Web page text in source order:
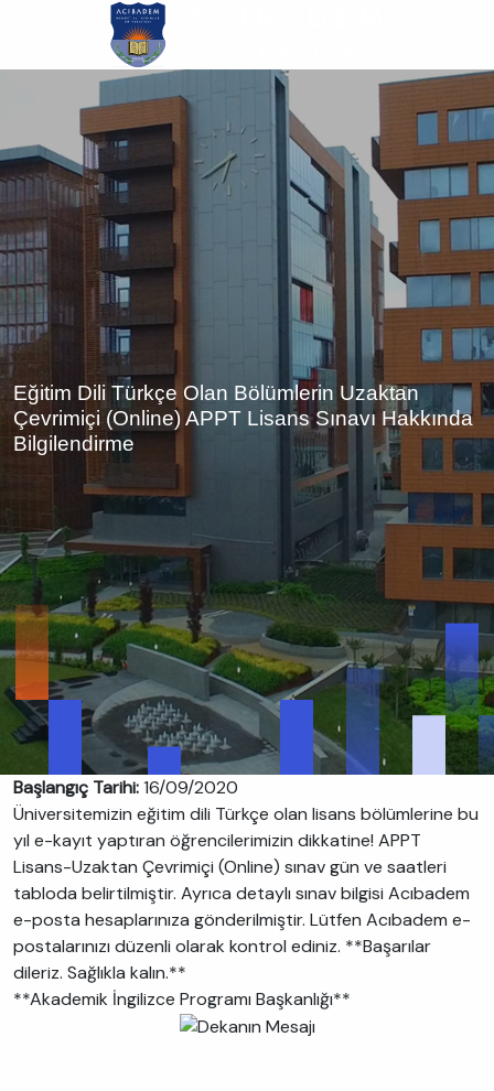
atla
Eğitim Dili Türkçe Olan Bölümlerin Uzaktan
Çevrimiçi (Online) APPT Lisans Sınavı Hakkında
Bilgilendirme
Başlangıç Tarihi:16/09/2020
Üniversitemizin eğitim dili Türkçe olan lisans bölümlerine bu
yıl e-kayıt yaptıran öğrencilerimizin dikkatine! APPT
Lisans-Uzaktan Çevrimiçi (Online) sınav gün ve saatleri
tabloda belirtilmiştir. Ayrıca detaylı sınav bilgisi Acıbadem
e-posta hesaplarınıza gönderilmiştir. Lütfen Acıbadem e-
postalarınızı düzenli olarak kontrol ediniz. **Başarılar
dileriz. Sağlıkla kalın.**
**Akademik İngilizce Programı Başkanlığı**